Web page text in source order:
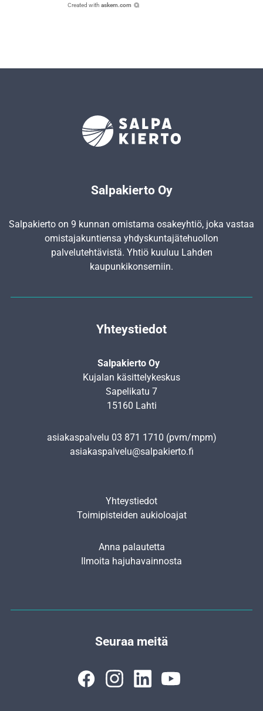
Created with askem.com
Salpakierto Oy
Salpakierto on 9 kunnan omistama osakeyhtiö, joka vastaa
omistajakuntiensa yhdyskunta­jätehuollon
palvelutehtävistä. Yhtiö kuuluu Lahden
kaupunkikonserniin.
Yhteystiedot
Salpakierto Oy
Kujalan käsittelykeskus
Sapelikatu 7
15160 Lahti
asiakaspalvelu 03 871 1710 (pvm/mpm)
asiakaspalvelu@salpakierto.fi
Yhteystiedot
Toimipisteiden aukioloajat
Anna palautetta
Ilmoita hajuhavainnosta
Seuraa meitä